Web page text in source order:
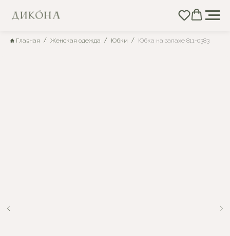
Главная Женская одежда Юбки Юбка на запахе 811-0383